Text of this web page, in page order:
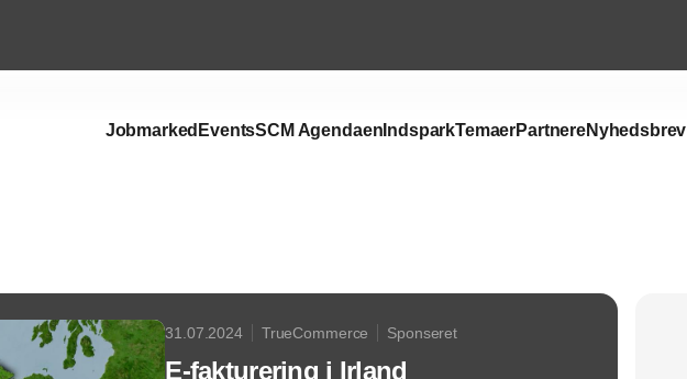
Jobmarked EventsSCM Agendaen IndsparkTemaerPartnereNyhedsbrev
31.07.2024 TrueCommerce Sponseret
E-fakturering i Irland